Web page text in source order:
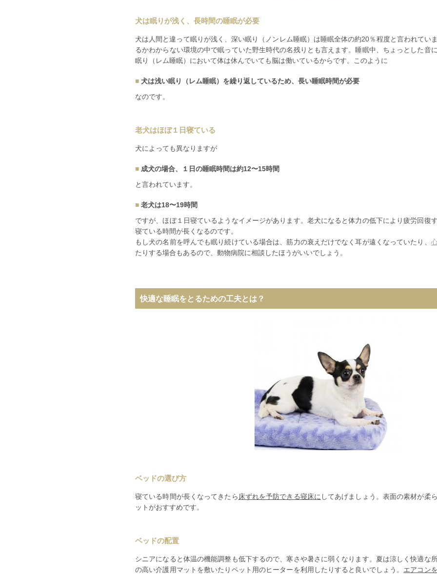
犬は眠りが浅く、長時間の睡眠が必要
犬は人間と違って眠りが浅く、深い眠り（ノンレム睡眠）は睡眠全体の約20％程度と言われてい
るかわからない環境の中で眠っていた野生時代の名残りとも言えます。睡眠中、ちょっとした音
眠り（レム睡眠）において体は休んでいても脳は働いているからです。このように
犬は浅い眠り（レム睡眠）を繰り返しているため、長い睡眠時間が必要
なのです。
老犬はほぼ１日寝ている
犬によっても異なりますが
成犬の場合、１日の睡眠時間は約12〜15時間
と言われています。
老犬は18〜19時間
ですが、ほぼ１日寝ているようなイメージがあります。 老犬になると体力の低下により疲労回復
寝ている時間が長くなるのです。
もし犬の名前を呼んでも眠り続けている場合は、筋力の衰えだけでなく耳が遠くなっていたり、
たりする場合もあるので、動物病院に相談したほうがいいでしょう。
快適な睡眠をとるための工夫とは？
ベッドの選び方
寝ている時間が長くなってきたら 床ずれを予防できる寝床に してあげましょう。表面の素材が柔
ットがおすすめです。
ベッドの配置
シニアになると体温の機能調整も低下するので、寒さや暑さに弱くなります。夏は涼しく快適な
の高い介護用マット を敷いたり ペット用のヒーターを利用したりすると良いでしょう。 エアコン